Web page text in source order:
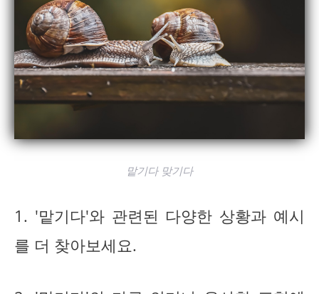
맡기다 맞기다
1. '맡기다'와 관련된 다양한 상황과 예시
를 더 찾아보세요.